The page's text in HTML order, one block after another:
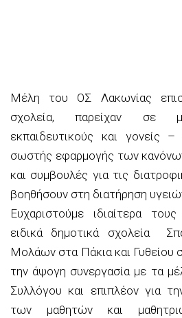
Μέλη του ΟΣ Λακωνίας
σχολεία, παρείχαν σε
εκπαιδευτικούς και γονείς –
σωστής εφαρμογής των
και συμβουλές για τις
βοηθήσουν στη διατήρηση
Ευχαριστούμε ιδιαίτερα
ειδικά δημοτικά σχολεία
Μολάων στα Πάκια και Γυθείου
την άψογη συνεργασία με τα
Συλλόγου και επιπλέον για
των μαθητών και